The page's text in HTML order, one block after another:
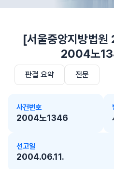
[서울중앙지방법
2004노
판결 요약 전문
사건번호
2004노1346
선고일
2004.06.11.